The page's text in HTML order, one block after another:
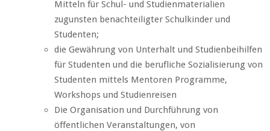
Mitteln für Schul- und Studienmaterialien
zugunsten benachteiligter Schulkinder und
Studenten;
die Gewährung von Unterhalt und Studienbeihilfen
für Studenten und die berufliche Sozialisierung von
Studenten mittels Mentoren Programme,
Workshops und Studienreisen
Die Organisation und Durchführung von
öffentlichen Veranstaltungen, von